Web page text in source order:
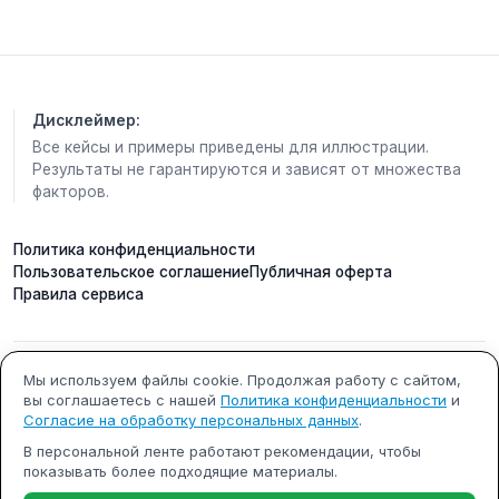
Навели ствол. Я — ш-ш-шах!
Струя — мощная, брызги во все стороны. Самого
чуть не смыло. Ветку заливает, листья летят,
Отключили. Смотрим — на ветке нет. На земле —
нет. Все в растерянности. И тут сверху
победоносное:
—Мяу!
Поднимаем головы — а он, зараза, выше пятого
этажа уже! На самой верхушке, как флаг Победы.
Хвостом машет, сидит мокрый, но гордый.
Ну а мы что? Плечами пожали, бабушке
поклонились, в кабину — и уехали.
Дисклеймер:
Все кейсы и примеры приведены для иллюстрации.
Результаты не гарантируются и зависят от множества
факторов.
Политика конфиденциальности
Пользовательское соглашениеПубличная оферта
Правила сервиса
ИП Кобилинский Артем
Сергеевич
ИНН 615490002327
ОГРНИП 322619600000731
Почта: support@m-x.su
Режим работы: будние дни с
Мы используем файлы cookie. Продолжая работу с сайтом,
вы соглашаетесь с нашей Политика конфиденциальности и
Согласие на обработку персональных данных.
В персональной ленте работают рекомендации, чтобы
показывать более подходящие материалы.